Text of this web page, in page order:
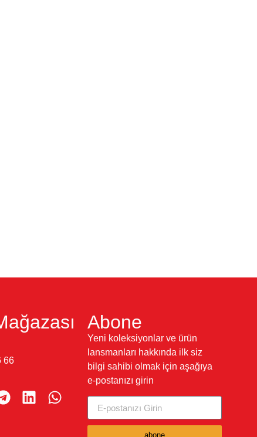
66
Abone
Yeni koleksiyonlar ve ürün
lansmanları hakkında ilk siz
bilgi sahibi olmak için aşağıya
e-postanızı girin
abone